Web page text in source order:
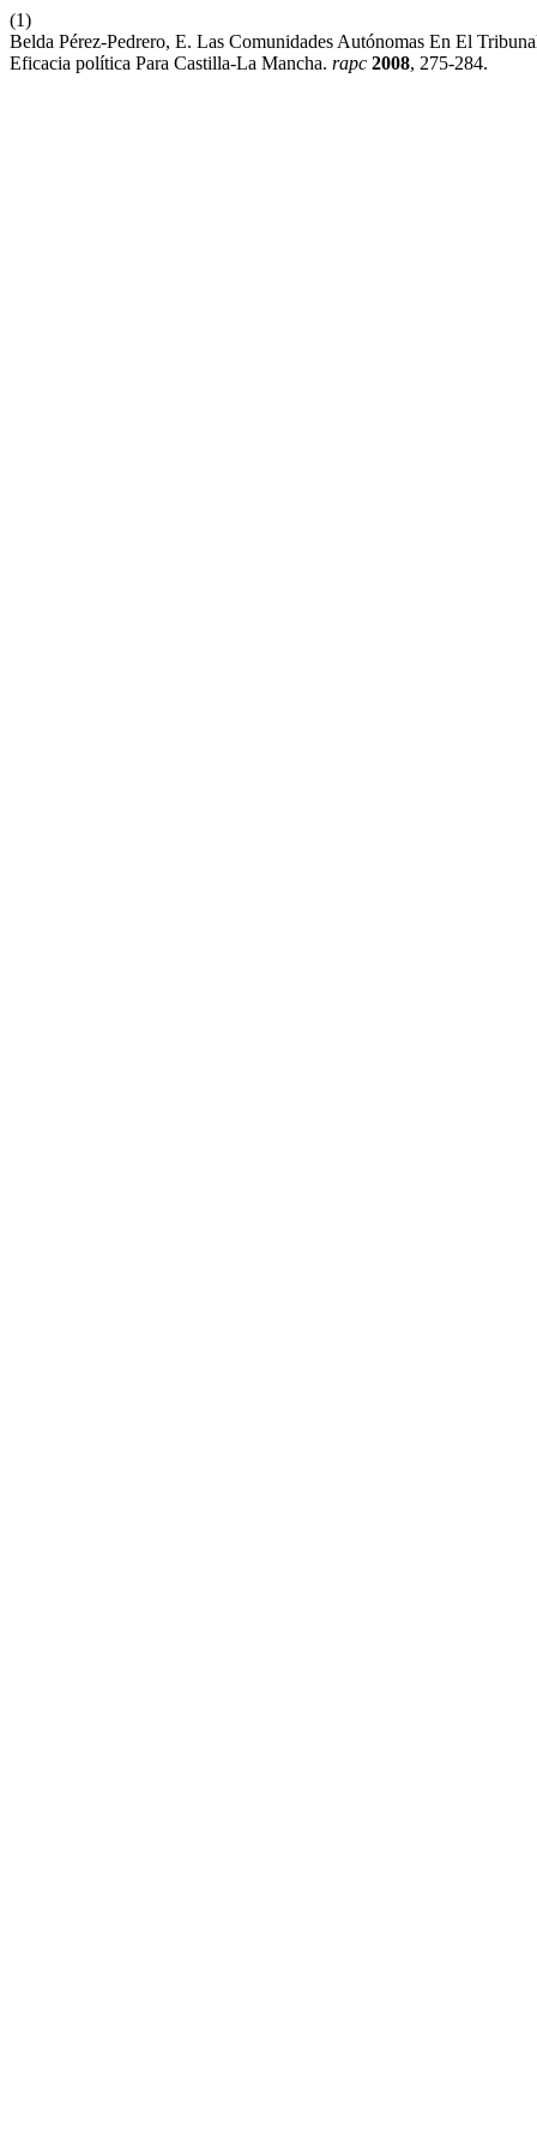
(1)
Belda Pérez-Pedrero, E. Las Comunidades Autónomas En El
Eficacia política Para Castilla-La Mancha. rapc 2008, 275-284.